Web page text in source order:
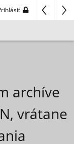
archíve
vrátane